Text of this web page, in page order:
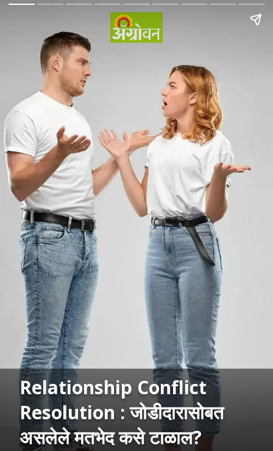
Relationship Conflict
Resolution : जोडीदारासोबत
असलेले मतभेद कसे टाळाल?